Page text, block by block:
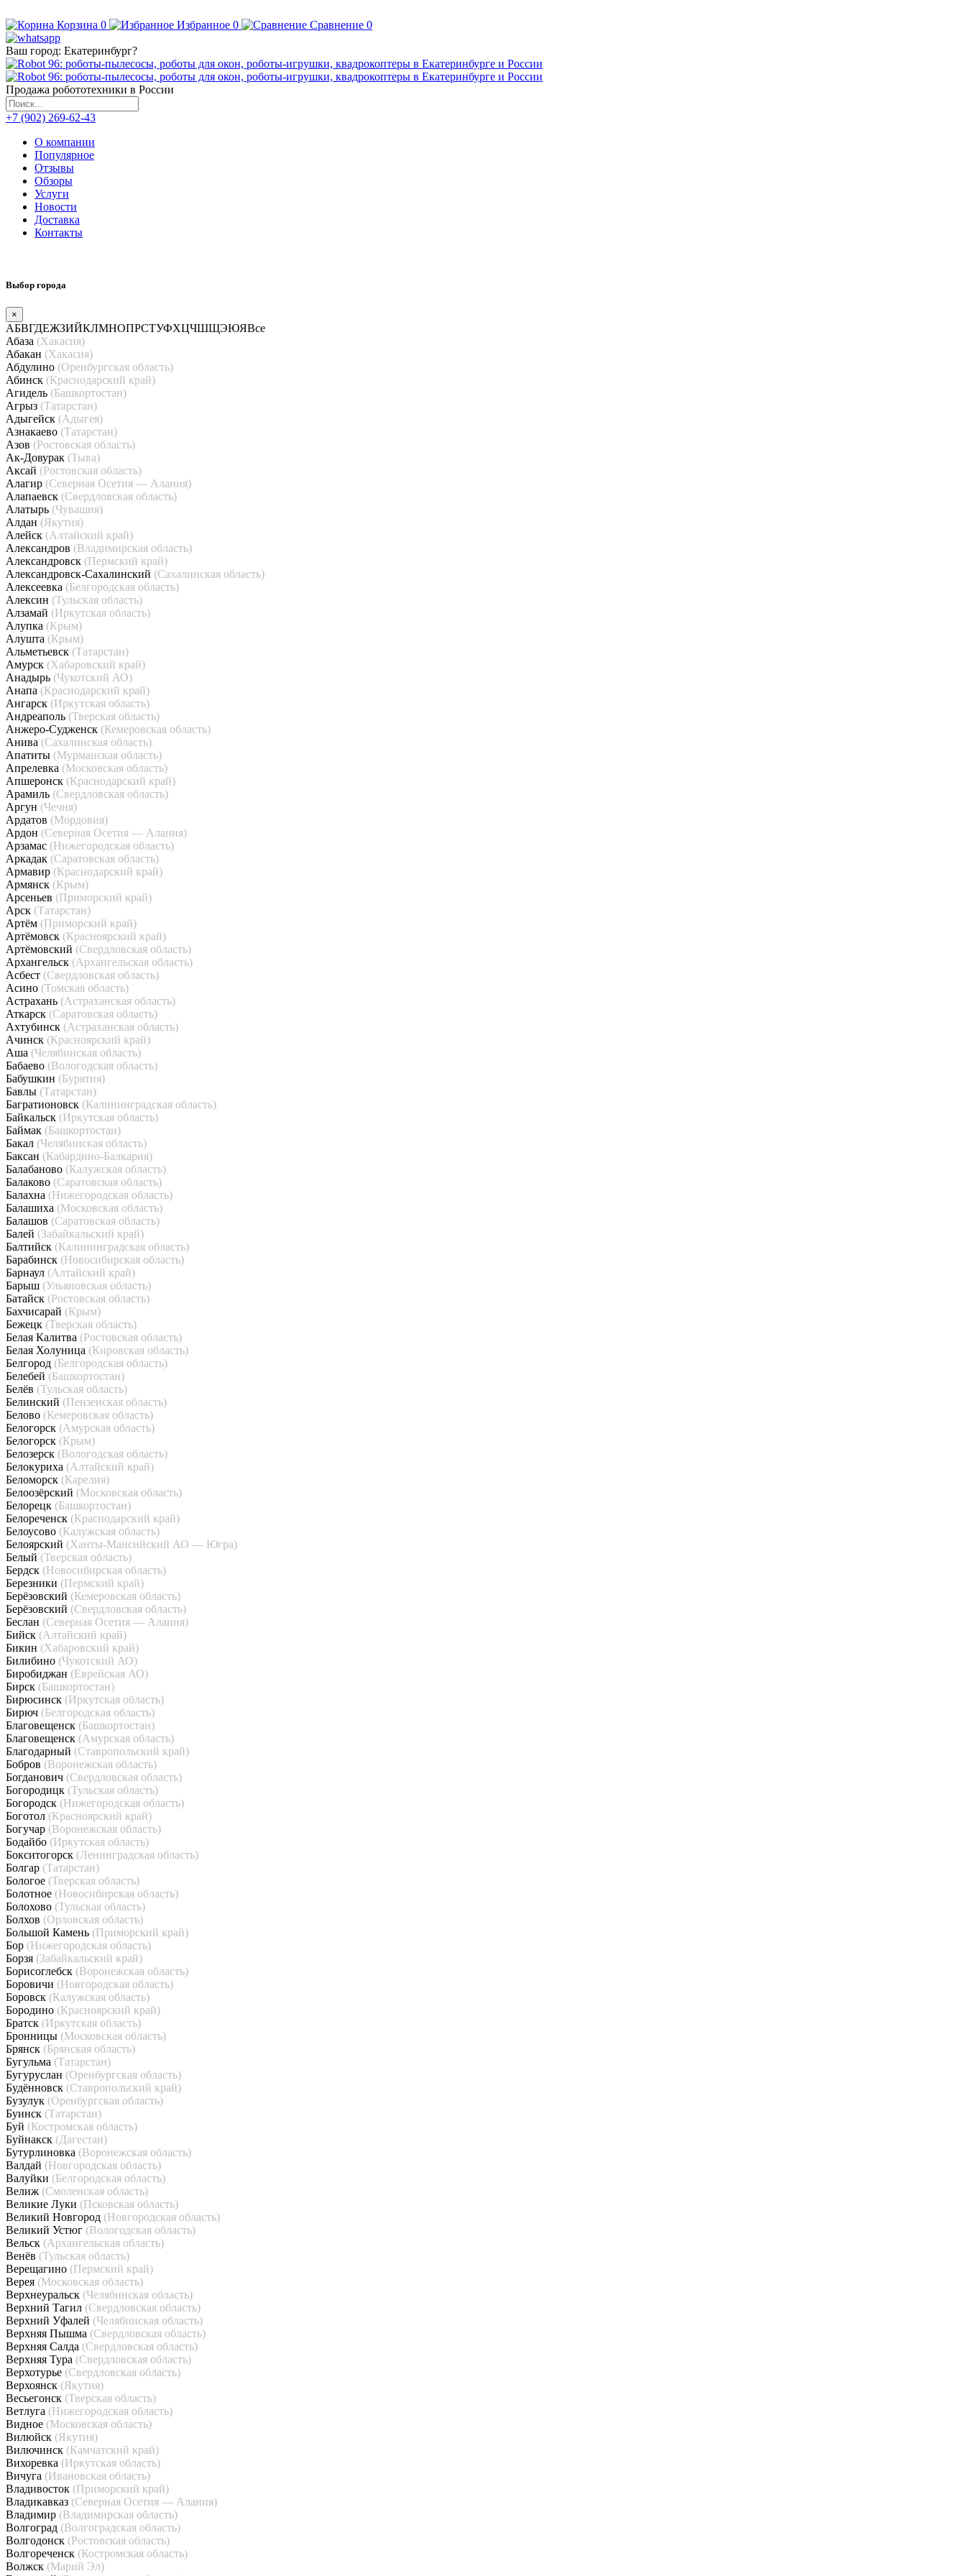
Корзина 0 Избранное 0 Сравнение 0
Ваш город: Екатеринбург?
Продажа робототехники в России
+7 (902) 269-62-43
О компании
Популярное
Отзывы
Обзоры
Услуги
Новости
Доставка
Контакты
Выбор города
×
АБВГДЕЖЗИЙКЛМНОПРСТУФХЦЧШЩЭЮЯВсе
Абаза (Хакасия)
Абакан (Хакасия)
Абдулино (Оренбургская область)
Абинск (Краснодарский край)
Агидель (Башкортостан)
Агрыз (Татарстан)
Адыгейск (Адыгея)
Азнакаево (Татарстан)
Азов (Ростовская область)
Ак-Довурак (Тыва)
Аксай (Ростовская область)
Алагир (Северная Осетия — Алания)
Алапаевск (Свердловская область)
Алатырь (Чувашия)
Алдан (Якутия)
Алейск (Алтайский край)
Александров (Владимирская область)
Александровск (Пермский край)
Александровск-Сахалинский (Сахалинская область)
Алексеевка (Белгородская область)
Алексин (Тульская область)
Алзамай (Иркутская область)
Алупка (Крым)
Алушта (Крым)
Альметьевск (Татарстан)
Амурск (Хабаровский край)
Анадырь (Чукотский АО)
Анапа (Краснодарский край)
Ангарск (Иркутская область)
Андреаполь (Тверская область)
Анжеро-Судженск (Кемеровская область)
Анива (Сахалинская область)
Апатиты (Мурманская область)
Апрелевка (Московская область)
Апшеронск (Краснодарский край)
Арамиль (Свердловская область)
Аргун (Чечня)
Ардатов (Мордовия)
Ардон (Северная Осетия — Алания)
Арзамас (Нижегородская область)
Аркадак (Саратовская область)
Армавир (Краснодарский край)
Армянск (Крым)
Арсеньев (Приморский край)
Арск (Татарстан)
Артём (Приморский край)
Артёмовск (Красноярский край)
Артёмовский (Свердловская область)
Архангельск (Архангельская область)
Асбест (Свердловская область)
Асино (Томская область)
Астрахань (Астраханская область)
Аткарск (Саратовская область)
Ахтубинск (Астраханская область)
Ачинск (Красноярский край)
Аша (Челябинская область)
Бабаево (Вологодская область)
Бабушкин (Бурятия)
Бавлы (Татарстан)
Багратионовск (Калининградская область)
Байкальск (Иркутская область)
Баймак (Башкортостан)
Бакал (Челябинская область)
Баксан (Кабардино-Балкария)
Балабаново (Калужская область)
Балаково (Саратовская область)
Балахна (Нижегородская область)
Балашиха (Московская область)
Балашов (Саратовская область)
Балей (Забайкальский край)
Балтийск (Калининградская область)
Барабинск (Новосибирская область)
Барнаул (Алтайский край)
Барыш (Ульяновская область)
Батайск (Ростовская область)
Бахчисарай (Крым)
Бежецк (Тверская область)
Белая Калитва (Ростовская область)
Белая Холуница (Кировская область)
Белгород (Белгородская область)
Белебей (Башкортостан)
Белёв (Тульская область)
Белинский (Пензенская область)
Белово (Кемеровская область)
Белогорск (Амурская область)
Белогорск (Крым)
Белозерск (Вологодская область)
Белокуриха (Алтайский край)
Беломорск (Карелия)
Белоозёрский (Московская область)
Белорецк (Башкортостан)
Белореченск (Краснодарский край)
Белоусово (Калужская область)
Белоярский (Ханты-Мансийский АО — Югра)
Белый (Тверская область)
Бердск (Новосибирская область)
Березники (Пермский край)
Берёзовский (Кемеровская область)
Берёзовский (Свердловская область)
Беслан (Северная Осетия — Алания)
Бийск (Алтайский край)
Бикин (Хабаровский край)
Билибино (Чукотский АО)
Биробиджан (Еврейская АО)
Бирск (Башкортостан)
Бирюсинск (Иркутская область)
Бирюч (Белгородская область)
Благовещенск (Башкортостан)
Благовещенск (Амурская область)
Благодарный (Ставропольский край)
Бобров (Воронежская область)
Богданович (Свердловская область)
Богородицк (Тульская область)
Богородск (Нижегородская область)
Боготол (Красноярский край)
Богучар (Воронежская область)
Бодайбо (Иркутская область)
Бокситогорск (Ленинградская область)
Болгар (Татарстан)
Бологое (Тверская область)
Болотное (Новосибирская область)
Болохово (Тульская область)
Болхов (Орловская область)
Большой Камень (Приморский край)
Бор (Нижегородская область)
Борзя (Забайкальский край)
Борисоглебск (Воронежская область)
Боровичи (Новгородская область)
Боровск (Калужская область)
Бородино (Красноярский край)
Братск (Иркутская область)
Бронницы (Московская область)
Брянск (Брянская область)
Бугульма (Татарстан)
Бугуруслан (Оренбургская область)
Будённовск (Ставропольский край)
Бузулук (Оренбургская область)
Буинск (Татарстан)
Буй (Костромская область)
Буйнакск (Дагестан)
Бутурлиновка (Воронежская область)
Валдай (Новгородская область)
Валуйки (Белгородская область)
Велиж (Смоленская область)
Великие Луки (Псковская область)
Великий Новгород (Новгородская область)
Великий Устюг (Вологодская область)
Вельск (Архангельская область)
Венёв (Тульская область)
Верещагино (Пермский край)
Верея (Московская область)
Верхнеуральск (Челябинская область)
Верхний Тагил (Свердловская область)
Верхний Уфалей (Челябинская область)
Верхняя Пышма (Свердловская область)
Верхняя Салда (Свердловская область)
Верхняя Тура (Свердловская область)
Верхотурье (Свердловская область)
Верхоянск (Якутия)
Весьегонск (Тверская область)
Ветлуга (Нижегородская область)
Видное (Московская область)
Вилюйск (Якутия)
Вилючинск (Камчатский край)
Вихоревка (Иркутская область)
Вичуга (Ивановская область)
Владивосток (Приморский край)
Владикавказ (Северная Осетия — Алания)
Владимир (Владимирская область)
Волгоград (Волгоградская область)
Волгодонск (Ростовская область)
Волгореченск (Костромская область)
Волжск (Марий Эл)